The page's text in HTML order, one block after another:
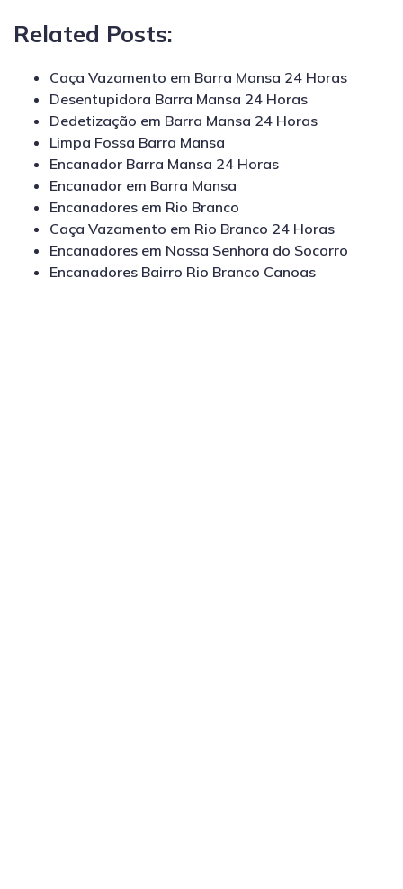
Related Posts:
Caça Vazamento em Barra Mansa 24 Horas
Desentupidora Barra Mansa 24 Horas
Dedetização em Barra Mansa 24 Horas
Limpa Fossa Barra Mansa
Encanador Barra Mansa 24 Horas
Encanador em Barra Mansa
Encanadores em Rio Branco
Caça Vazamento em Rio Branco 24 Horas
Encanadores em Nossa Senhora do Socorro
Encanadores Bairro Rio Branco Canoas